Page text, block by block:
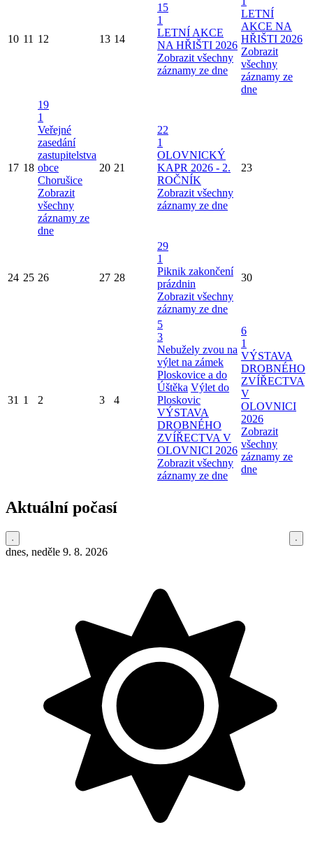
10 11 12 13 14
15
1
LETNÍ AKCE
NA HŘIŠTI 2026
Zobrazit všechny
záznamy ze dne
LETNÍ
AKCE NA
HŘIŠTI 2026
Zobrazit
všechny
záznamy ze
dne
17 18
19
1
Veřejné
zasedání
zastupitelstva
obce
Chorušice
Zobrazit
všechny
záznamy ze
dne
20 21
22
1
OLOVNICKÝ
KAPR 2026 - 2.
ROČNÍK
Zobrazit všechny
záznamy ze dne
23
24 25 26 27 28
29
1
Piknik zakončení
prázdnin
Zobrazit všechny
záznamy ze dne
30
31 1 2 3 4
5
3
Nebužely zvou na
výlet na zámek
Ploskovice a do
Úštěka Výlet do
Ploskovic
VÝSTAVA
DROBNÉHO
ZVÍŘECTVA V
OLOVNICI 2026
Zobrazit všechny
záznamy ze dne
6
1
VÝSTAVA
DROBNÉHO
ZVÍŘECTVA
V
OLOVNICI
2026
Zobrazit
všechny
záznamy ze
dne
Aktuální počasí
dnes, neděle 9. 8. 2026